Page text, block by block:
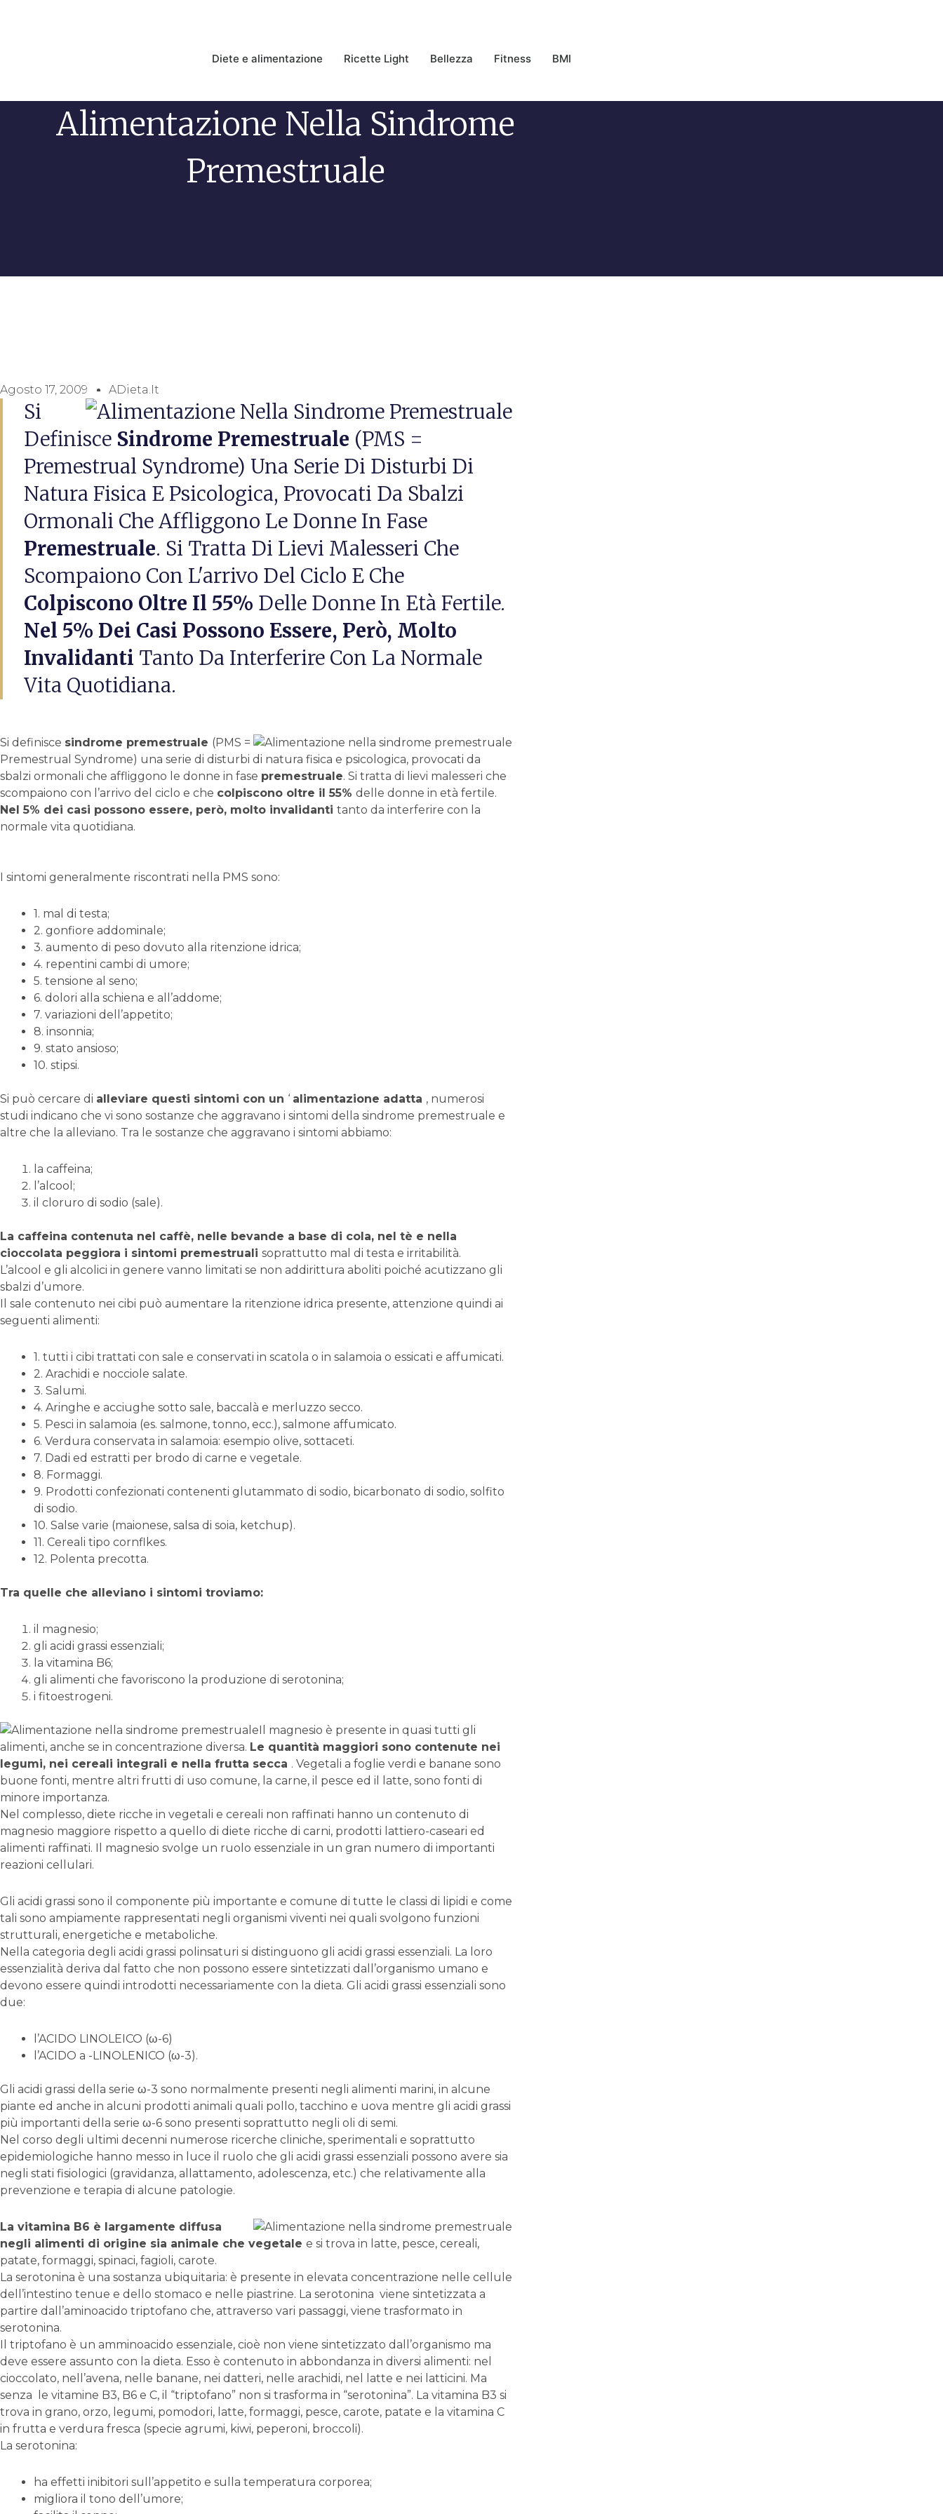
Diete e alimentazione Ricette Light Bellezza Fitness BMI
Alimentazione Nella Sindrome
Premestruale
Agosto 17, 2009 ADieta.it
Si
Definisce Sindrome Premestruale (PMS =
Premestrual Syndrome) Una Serie Di Disturbi Di
Natura Fisica E Psicologica, Provocati Da Sbalzi
Ormonali Che Affliggono Le Donne In Fase
Premestruale. Si Tratta Di Lievi Malesseri Che
Scompaiono Con L'arrivo Del Ciclo E Che
Colpiscono Oltre Il 55% Delle Donne In Età Fertile.
Nel 5% Dei Casi Possono Essere, Però, Molto
Invalidanti Tanto Da Interferire Con La Normale
Vita Quotidiana.
Si definisce sindrome premestruale (PMS =
Premestrual Syndrome) una serie di disturbi di natura fisica e psicologica, provocati da
sbalzi ormonali che affliggono le donne in fase premestruale. Si tratta di lievi malesseri che
scompaiono con l’arrivo del ciclo e che colpiscono oltre il 55% delle donne in età fertile.
Nel 5% dei casi possono essere, però, molto invalidanti tanto da interferire con la
normale vita quotidiana.
I sintomi generalmente riscontrati nella PMS sono:
1. mal di testa;
2. gonfiore addominale;
3. aumento di peso dovuto alla ritenzione idrica;
4. repentini cambi di umore;
5. tensione al seno;
6. dolori alla schiena e all’addome;
7. variazioni dell’appetito;
8. insonnia;
9. stato ansioso;
10. stipsi.
Si può cercare di alleviare questi sintomi con un ‘ alimentazione adatta , numerosi
studi indicano che vi sono sostanze che aggravano i sintomi della sindrome premestruale e
altre che la alleviano. Tra le sostanze che aggravano i sintomi abbiamo:
la caffeina;
l’alcool;
il cloruro di sodio (sale).
La caffeina contenuta nel caffè, nelle bevande a base di cola, nel tè e nella
cioccolata peggiora i sintomi premestruali soprattutto mal di testa e irritabilità.
L’alcool e gli alcolici in genere vanno limitati se non addirittura aboliti poiché acutizzano gli
sbalzi d’umore.
Il sale contenuto nei cibi può aumentare la ritenzione idrica presente, attenzione quindi ai
seguenti alimenti:
1. tutti i cibi trattati con sale e conservati in scatola o in salamoia o essicati e affumicati.
2. Arachidi e nocciole salate.
3. Salumi.
4. Aringhe e acciughe sotto sale, baccalà e merluzzo secco.
5. Pesci in salamoia (es. salmone, tonno, ecc.), salmone affumicato.
6. Verdura conservata in salamoia: esempio olive, sottaceti.
7. Dadi ed estratti per brodo di carne e vegetale.
8. Formaggi.
9. Prodotti confezionati contenenti glutammato di sodio, bicarbonato di sodio, solfito
di sodio.
10. Salse varie (maionese, salsa di soia, ketchup).
11. Cereali tipo cornflkes.
12. Polenta precotta.
Tra quelle che alleviano i sintomi troviamo:
il magnesio;
gli acidi grassi essenziali;
la vitamina B6;
gli alimenti che favoriscono la produzione di serotonina;
i fitoestrogeni.
Il magnesio è presente in quasi tutti gli
alimenti, anche se in concentrazione diversa. Le quantità maggiori sono contenute nei
legumi, nei cereali integrali e nella frutta secca . Vegetali a foglie verdi e banane sono
buone fonti, mentre altri frutti di uso comune, la carne, il pesce ed il latte, sono fonti di
minore importanza.
Nel complesso, diete ricche in vegetali e cereali non raffinati hanno un contenuto di
magnesio maggiore rispetto a quello di diete ricche di carni, prodotti lattiero-caseari ed
alimenti raffinati. Il magnesio svolge un ruolo essenziale in un gran numero di importanti
reazioni cellulari.
Gli acidi grassi sono il componente più importante e comune di tutte le classi di lipidi e come
tali sono ampiamente rappresentati negli organismi viventi nei quali svolgono funzioni
strutturali, energetiche e metaboliche.
Nella categoria degli acidi grassi polinsaturi si distinguono gli acidi grassi essenziali. La loro
essenzialità deriva dal fatto che non possono essere sintetizzati dall’organismo umano e
devono essere quindi introdotti necessariamente con la dieta. Gli acidi grassi essenziali sono
due:
l’ACIDO LINOLEICO (ω-6)
l’ACIDO a -LINOLENICO (ω-3).
Gli acidi grassi della serie ω-3 sono normalmente presenti negli alimenti marini, in alcune
piante ed anche in alcuni prodotti animali quali pollo, tacchino e uova mentre gli acidi grassi
più importanti della serie ω-6 sono presenti soprattutto negli oli di semi.
Nel corso degli ultimi decenni numerose ricerche cliniche, sperimentali e soprattutto
epidemiologiche hanno messo in luce il ruolo che gli acidi grassi essenziali possono avere sia
negli stati fisiologici (gravidanza, allattamento, adolescenza, etc.) che relativamente alla
prevenzione e terapia di alcune patologie.
La vitamina B6 è largamente diffusa
negli alimenti di origine sia animale che vegetale e si trova in latte, pesce, cereali,
patate, formaggi, spinaci, fagioli, carote.
La serotonina è una sostanza ubiquitaria: è presente in elevata concentrazione nelle cellule
dell’intestino tenue e dello stomaco e nelle piastrine. La serotonina viene sintetizzata a
partire dall’aminoacido triptofano che, attraverso vari passaggi, viene trasformato in
serotonina.
Il triptofano è un amminoacido essenziale, cioè non viene sintetizzato dall’organismo ma
deve essere assunto con la dieta. Esso è contenuto in abbondanza in diversi alimenti: nel
cioccolato, nell’avena, nelle banane, nei datteri, nelle arachidi, nel latte e nei latticini. Ma
senza le vitamine B3, B6 e C, il “triptofano” non si trasforma in “serotonina”. La vitamina B3 si
trova in grano, orzo, legumi, pomodori, latte, formaggi, pesce, carote, patate e la vitamina C
in frutta e verdura fresca (specie agrumi, kiwi, peperoni, broccoli).
La serotonina:
ha effetti inibitori sull’appetito e sulla temperatura corporea;
migliora il tono dell’umore;